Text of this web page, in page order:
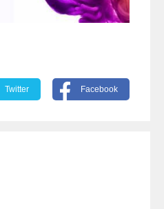
Twitter Facebook